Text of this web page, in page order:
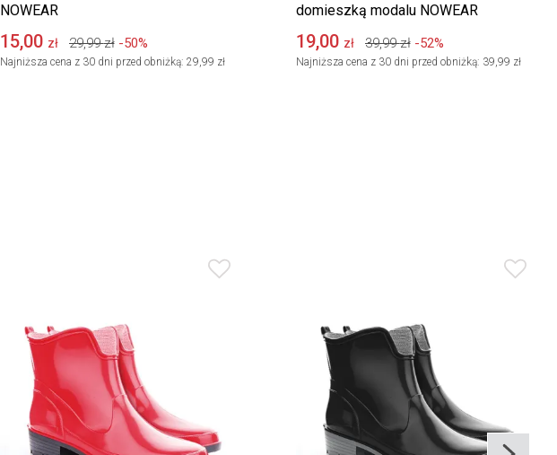
NOWEAR
15,00 zł 29,99 zł -50%
Najniższa cena z 30 dni przed obniżką: 29,99 zł
domieszką modalu NOWEAR
19,00 zł 39,99 zł -52%
Najniższa cena z 30 dni przed obniżką: 39,99 zł